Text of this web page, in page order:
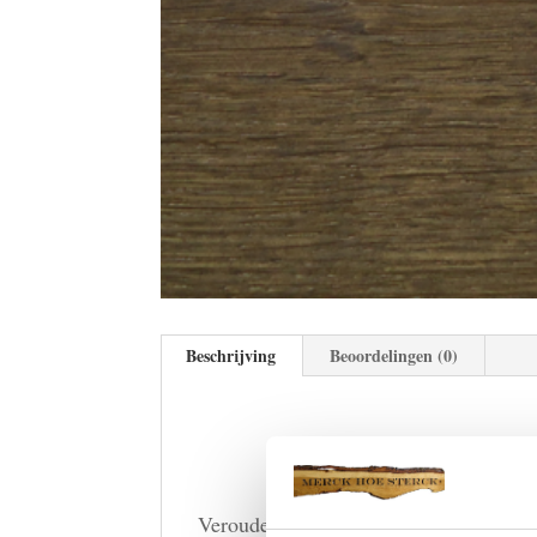
Beschrijving Beoordelingen (0)
Verouderingsbeits is een zeer